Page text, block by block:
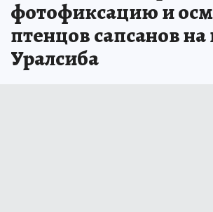
фотофиксацию и
птенцов сапсанов
Уралсиба